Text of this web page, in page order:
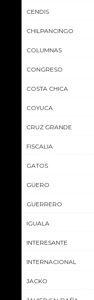
CENDIS
CHILPANCINGO
COLUMNAS
CONGRESO
COSTA CHICA
COYUCA
CRUZ GRANDE
FISCALIA
GATOS
GÜERO
GUERRERO
IGUALA
INTERESANTE
INTERNACIONAL
JACKO